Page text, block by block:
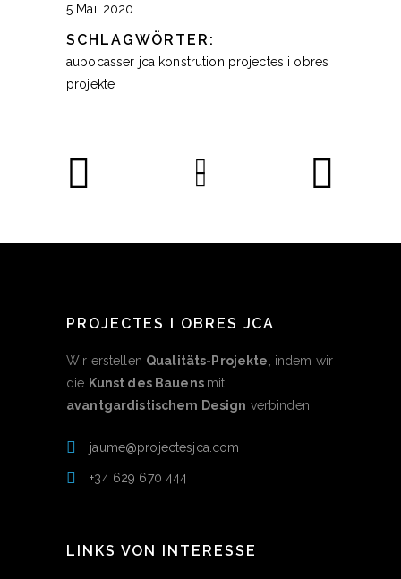
5 Mai, 2020
SCHLAGWÖRTER:
aubocasser jca konstrution projectes i obres
projekte
PROJECTES I OBRES JCA
Wir erstellen Qualitäts-Projekte , indem wir
die Kunst des Bauens mit
avantgardistischem Design verbinden.
jaume@projectesjca.com
+34 629 670 444
LINKS VON INTERESSE